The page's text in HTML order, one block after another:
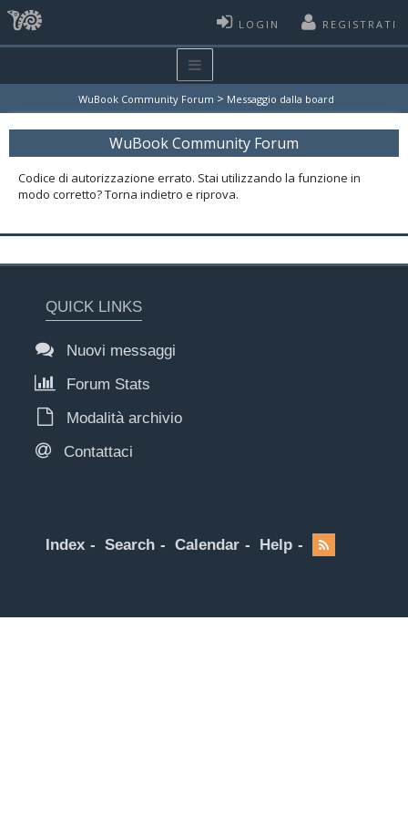
LOGIN REGISTRATI
WuBook Community Forum > Messaggio dalla board
WuBook Community Forum
Codice di autorizzazione errato. Stai utilizzando la funzione in
modo corretto? Torna indietro e riprova.
QUICK LINKS
Nuovi messaggi
Forum Stats
Modalità archivio
Contattaci
Index Search Calendar Help